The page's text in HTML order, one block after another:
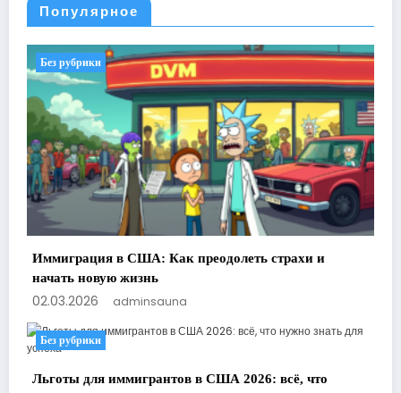
Популярное
Без рубрики
Иммиграция в США: Как преодолеть страхи и
начать новую жизнь
02.03.2026 adminsauna
Без рубрики
Льготы для иммигрантов в США 2026: всё, что